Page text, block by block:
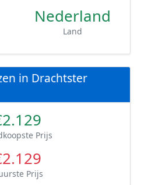
Nederland
Land
in Drachtster
Prijs
Prijs